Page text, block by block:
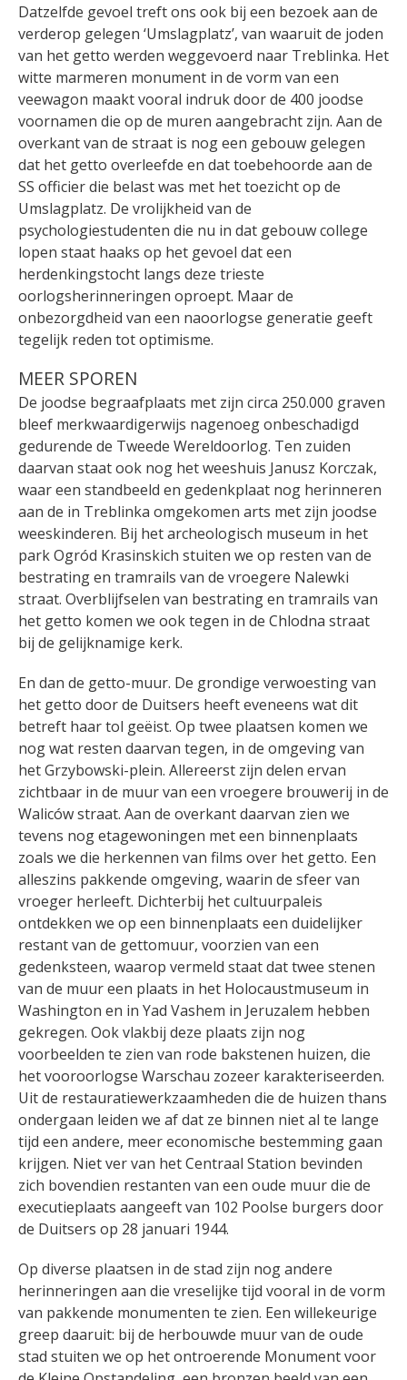
Datzelfde gevoel treft ons ook bij een bezoek aan de
verderop gelegen ‘Umslagplatz’, van waaruit de joden
van het getto werden weggevoerd naar Treblinka. Het
witte marmeren monument in de vorm van een
veewagon maakt vooral indruk door de 400 joodse
voornamen die op de muren aangebracht zijn. Aan de
overkant van de straat is nog een gebouw gelegen
dat het getto overleefde en dat toebehoorde aan de
SS officier die belast was met het toezicht op de
Umslagplatz. De vrolijkheid van de
psychologiestudenten die nu in dat gebouw college
lopen staat haaks op het gevoel dat een
herdenkingstocht langs deze trieste
oorlogsherinneringen oproept. Maar de
onbezorgdheid van een naoorlogse generatie geeft
tegelijk reden tot optimisme.
MEER SPOREN
De joodse begraafplaats met zijn circa 250.000 graven
bleef merkwaardigerwijs nagenoeg onbeschadigd
gedurende de Tweede Wereldoorlog. Ten zuiden
daarvan staat ook nog het weeshuis Janusz Korczak,
waar een standbeeld en gedenkplaat nog herinneren
aan de in Treblinka omgekomen arts met zijn joodse
weeskinderen. Bij het archeologisch museum in het
park Ogród Krasinskich stuiten we op resten van de
bestrating en tramrails van de vroegere Nalewki
straat. Overblijfselen van bestrating en tramrails van
het getto komen we ook tegen in de Chlodna straat
bij de gelijknamige kerk.
En dan de getto-muur. De grondige verwoesting van
het getto door de Duitsers heeft eveneens wat dit
betreft haar tol geëist. Op twee plaatsen komen we
nog wat resten daarvan tegen, in de omgeving van
het Grzybowski-plein. Allereerst zijn delen ervan
zichtbaar in de muur van een vroegere brouwerij in de
Waliców straat. Aan de overkant daarvan zien we
tevens nog etagewoningen met een binnenplaats
zoals we die herkennen van films over het getto. Een
alleszins pakkende omgeving, waarin de sfeer van
vroeger herleeft. Dichterbij het cultuurpaleis
ontdekken we op een binnenplaats een duidelijker
restant van de gettomuur, voorzien van een
gedenksteen, waarop vermeld staat dat twee stenen
van de muur een plaats in het Holocaustmuseum in
Washington en in Yad Vashem in Jeruzalem hebben
gekregen. Ook vlakbij deze plaats zijn nog
voorbeelden te zien van rode bakstenen huizen, die
het vooroorlogse Warschau zozeer karakteriseerden.
Uit de restauratiewerkzaamheden die de huizen thans
ondergaan leiden we af dat ze binnen niet al te lange
tijd een andere, meer economische bestemming gaan
krijgen. Niet ver van het Centraal Station bevinden
zich bovendien restanten van een oude muur die de
executieplaats aangeeft van 102 Poolse burgers door
de Duitsers op 28 januari 1944.
Op diverse plaatsen in de stad zijn nog andere
herinneringen aan die vreselijke tijd vooral in de vorm
van pakkende monumenten te zien. Een willekeurige
greep daaruit: bij de herbouwde muur van de oude
stad stuiten we op het ontroerende Monument voor